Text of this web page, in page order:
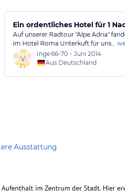
Ein ordentliches Hotel für 1
Auf unserer Radtour "Alpe Adria"
im Hotel Roma Unterkuft für uns…
Inge66-70 • Juni 2014
Aus Deutschland
Ausstattung
im Zentrum der Stadt. Hier